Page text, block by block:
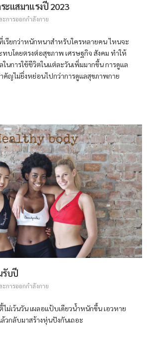
ะแสมาแรงปี 2023
การออกกำลังกาย
รียกว่าหนักหนาสำหรับใครหลายคน ไหนจะ
ทบโดยตรงต่อสุขภาพ เศรษฐกิจ สังคม ทำให้
ในการใช้ชีวิตในแต่ละวันเพิ่มมากขึ้น การดูแล
คัญไม่ยิ่งหย่อนไปกว่าการดูแลสุขภาพกาย
รับปี
การออกกำลังกาย
ม่เว้นวัน เผลอแป้บเดียวน้ำหนักขึ้น เอวหาย
วกลับมาสร้างหุ่นปังกันเถอะ